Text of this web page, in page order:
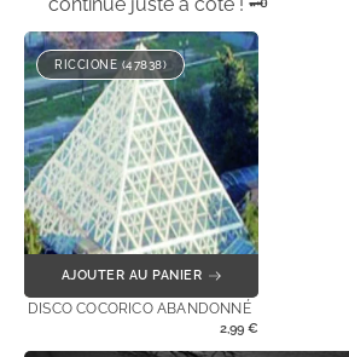
RICCIONE (47838)
AJOUTER AU PANIER
DISCO COCORICO ABANDONNÉ
2,99 €